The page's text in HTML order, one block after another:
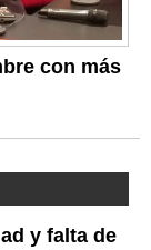
con más
y falta de